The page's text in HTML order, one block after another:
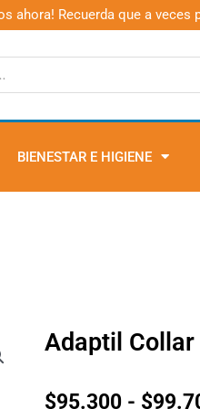
ahora! Recuerda que a
BIENESTAR E HIGIENE
Adaptil Collar
$95.300 - $